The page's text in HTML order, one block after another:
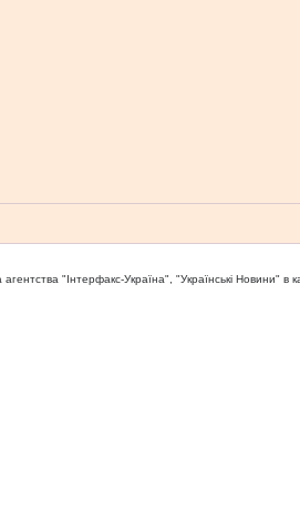
"Iнтерфакс-Україна", "Українськi Новини" в